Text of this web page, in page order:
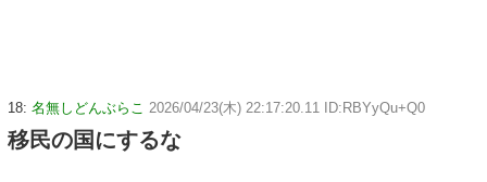
18: 名無しどんぶらこ 2026/04/23(木) 22:17:20.11 ID:RBYyQu+Q0
移民の国にするな